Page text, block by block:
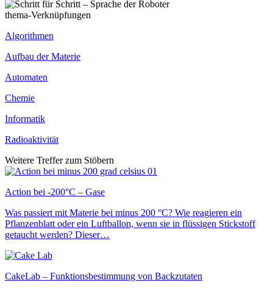
thema-Verknüpfungen
Algorithmen
Aufbau der Materie
Automaten
Chemie
Informatik
Radioaktivität
Weitere Treffer zum Stöbern
Action bei -200°C – Gase
Was passiert mit Materie bei minus 200 °C? Wie reagieren ein
Pflanzenblatt oder ein Luftballon, wenn sie in flüssigen Stickstoff
getaucht werden? Dieser…
CakeLab – Funktionsbestimmung von Backzutaten